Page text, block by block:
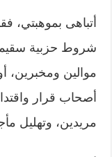
أتباهى بموهبتي،
شروط حزبية
موالين ومخبرين،
أصحاب قرار
مريدين، وتهليل